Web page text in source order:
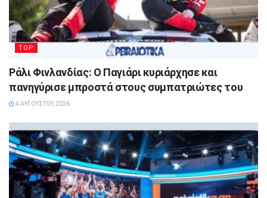
TOP
Ράλι Φινλανδίας: Ο Παγιάρι κυριάρχησε και
πανηγύρισε μπροστά στους συμπατριώτες του
4 ΑΥΓΟΎΣΤΟΥ, 2026